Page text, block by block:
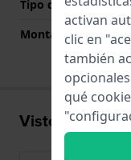
Tipo de montaje
Montaje Recto
Visto
activan
clic en
también
qué